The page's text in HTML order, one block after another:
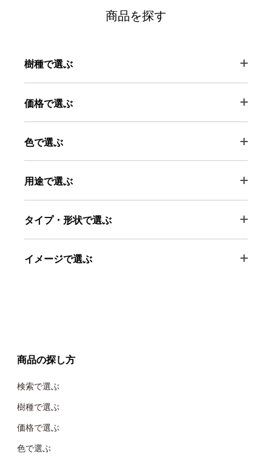
商品を探す
樹種で選ぶ
価格で選ぶ
色で選ぶ
用途で選ぶ
タイプ・形状で選ぶ
イメージで選ぶ
商品の探し方
検索で選ぶ
樹種で選ぶ
価格で選ぶ
色で選ぶ